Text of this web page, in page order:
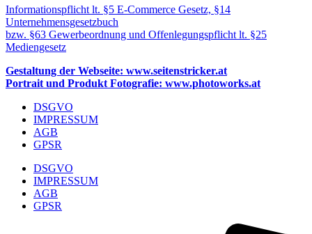
Informationspflicht lt. §5 E-Commerce Gesetz, §14
Unternehmensgesetzbuch
bzw. §63 Gewerbeordnung und Offenlegungspflicht lt. §25
Mediengesetz
Gestaltung der Webseite: www.seitenstricker.at
Portrait und Produkt Fotografie: www.photoworks.at
DSGVO
IMPRESSUM
AGB
GPSR
DSGVO
IMPRESSUM
AGB
GPSR